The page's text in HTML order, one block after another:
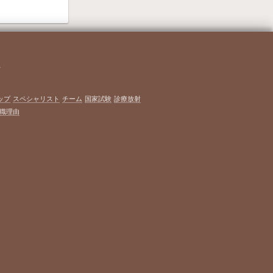
プ スペシャリスト チーム 国家試験 診療放射
理由